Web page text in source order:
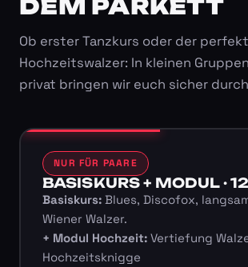
DEM PARKETT
Ob erster Tanzkurs oder der
Hochzeitswalzer: In kleinen
privat bringen wir euch sicher
NUR FÜR PAARE
BASISKURS + MODUL ·
Basiskurs:Blues, Discofox,
Wiener Walzer.
+ Modul Hochzeit:Vertiefung
Hochzeitsknigge